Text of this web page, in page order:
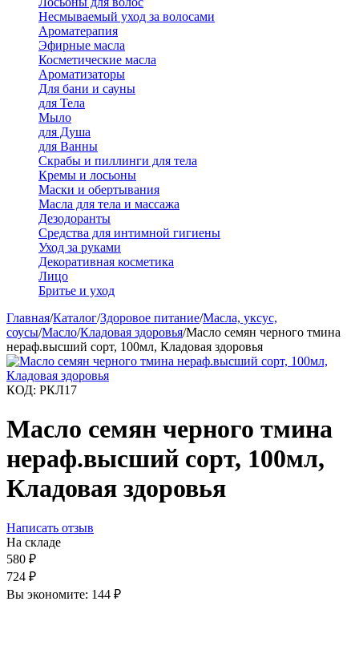
Несмываемый уход за волосами
Ароматерапия
Эфирные масла
Косметические масла
Ароматизаторы
Для бани и сауны
для Тела
Мыло
для Душа
для Ванны
Скрабы и пиллинги для тела
Кремы и лосьоны
Маски и обертывания
Масла для тела и массажа
Дезодоранты
Средства для интимной гигиены
Уход за руками
Декоративная косметика
Лицо
Бритье и уход
Главная/Каталог/Здоровое питание/Масла, уксус,
соусы/Масло/Кладовая здоровья/Масло семян черного тмина
нераф.высший сорт, 100мл, Кладовая здоровья
КОД: РКЛ17
Масло семян черного тмина
нераф.высший сорт, 100мл,
Кладовая здоровья
Написать отзыв
На складе
580 ₽
724 ₽
Вы экономите: 144 ₽